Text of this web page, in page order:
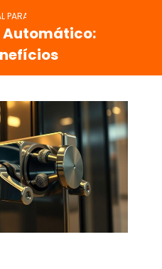
PARA PORTÃO AUTOMÁTICO:
Automático: